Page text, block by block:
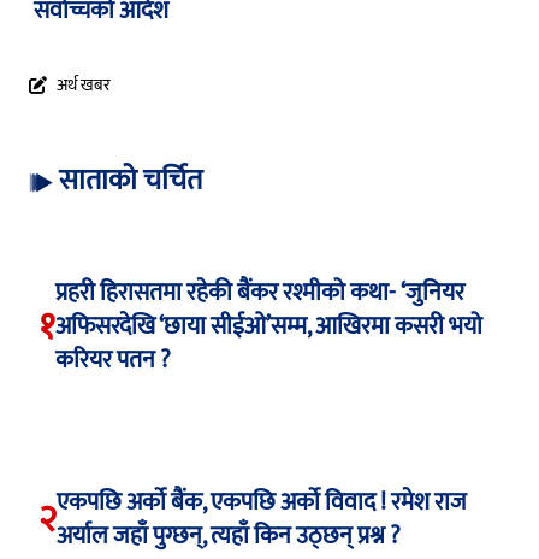
सर्वोच्चको आदेश
अर्थ खबर
साताको चर्चित
१
प्रहरी हिरासतमा रहेकी बैंकर रश्मीको कथा- ‘जुनियर
अफिसरदेखि ‘छाया सीईओ’सम्म, आखिरमा कसरी भयो
करियर पतन ?
२एकपछि अर्को बैंक, एकपछि अर्को विवाद ! रमेश राज
अर्याल जहाँ पुग्छन्, त्यहाँ किन उठ्छन् प्रश्न ?